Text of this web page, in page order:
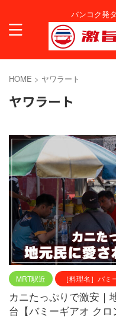
バンコク発
HOME > ヤワラート
ヤワラート
MRT駅近 ［料理名］バミ
カニたっぷりで激安｜
台【バミーギアオ クロ